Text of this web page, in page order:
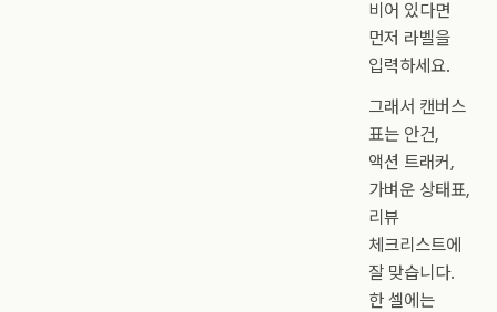
비어 있다면
먼저 라벨을
입력하세요.
그래서 캔버스
표는 안건,
액션 트래커,
가벼운 상태표,
리뷰
체크리스트에
잘 맞습니다.
한 셀에는